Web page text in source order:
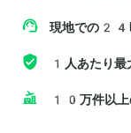
現地での24
1人あたり
10万件以上